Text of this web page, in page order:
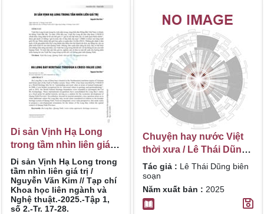
Di sản Vịnh Hạ Long
trong tầm nhìn liên giá trị
/ Nguyễn Văn Kim
Di sản Vịnh Hạ Long trong
tầm nhìn liên giá trị /
Nguyễn Văn Kim // Tạp chí
Khoa học liên ngành và
Nghệ thuật.-2025.-Tập 1,
số 2.-Tr. 17-28.
Chuyện hay nước Việt
thời xưa / Lê Thái Dũng
biên soạn
Tác giả : Lê Thái Dũng biên
soạn
Năm xuất bản : 2025